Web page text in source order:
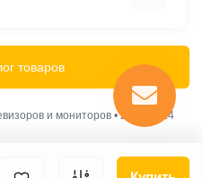
товаров
и мониторов • 2012-2024